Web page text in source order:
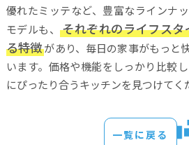
優れたミッテなど、豊富なラインナ
モデルも、それぞれのライフス
る特徴があり、毎日の家事がもっと
います。価格や機能をしっかり比較
にぴったり合うキッチンを見つけてく
一覧に戻る